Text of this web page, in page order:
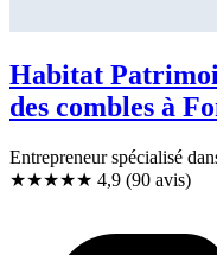
Habitat
des combles à
Entrepreneur spécialisé
★★★★★ 4,9 (90 avis)